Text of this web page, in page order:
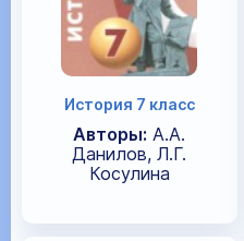
История 7 класс
Авторы: А.А.
Данилов, Л.Г.
Косулина